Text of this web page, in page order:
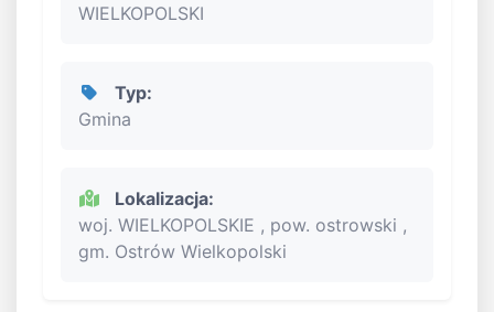
WIELKOPOLSKI
Typ:
Gmina
Lokalizacja:
woj. WIELKOPOLSKIE , pow. ostrowski ,
gm. Ostrów Wielkopolski